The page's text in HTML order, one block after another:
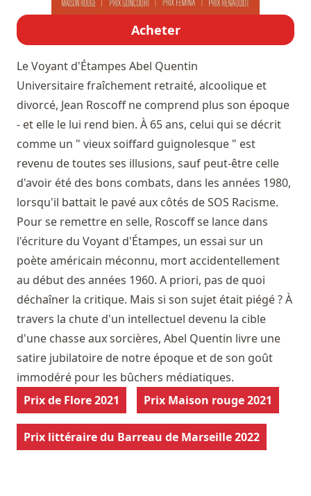
Acheter
Le Voyant d'Étampes Abel Quentin
Universitaire fraîchement retraité, alcoolique et
divorcé, Jean Roscoff ne comprend plus son époque
- et elle le lui rend bien. À 65 ans, celui qui se décrit
comme un " vieux soiffard guignolesque " est
revenu de toutes ses illusions, sauf peut-être celle
d'avoir été des bons combats, dans les années 1980,
lorsqu'il battait le pavé aux côtés de SOS Racisme.
Pour se remettre en selle, Roscoff se lance dans
l'écriture du Voyant d'Étampes, un essai sur un
poète américain méconnu, mort accidentellement
au début des années 1960. A priori, pas de quoi
déchaîner la critique. Mais si son sujet était piégé ? À
travers la chute d'un intellectuel devenu la cible
d'une chasse aux sorcières, Abel Quentin livre une
satire jubilatoire de notre époque et de son goût
immodéré pour les bûchers médiatiques.
Prix de Flore 2021
Prix Maison rouge 2021
Prix littéraire du Barreau de Marseille 2022